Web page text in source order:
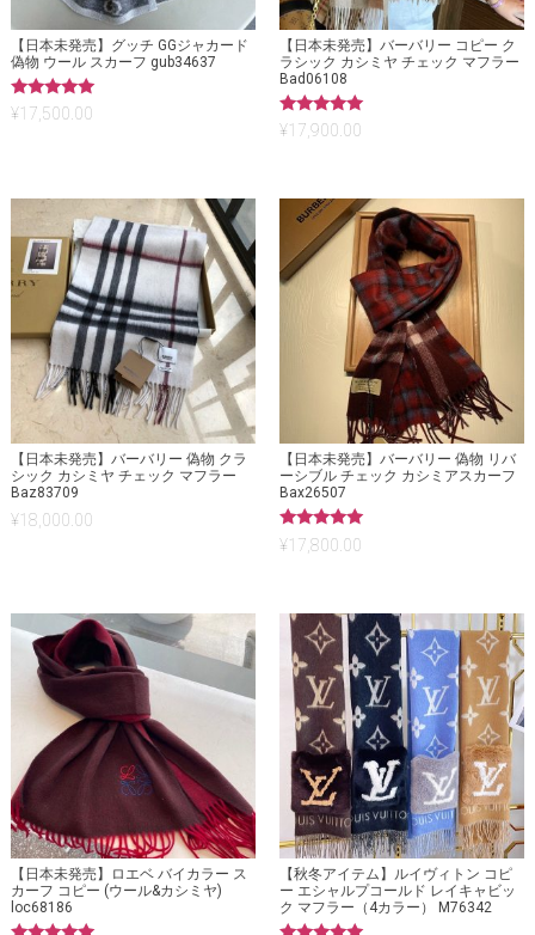
【日本未発売】グッチ GGジャカード
偽物 ウール スカーフ gub34637
5段階中
5.00
¥17,500.00
【日本未発売】バーバリー コピー ク
ラシック カシミヤ チェック マフラー
Bad06108
5段階中
5.00
¥17,900.00
【日本未発売】バーバリー 偽物 クラ
シック カシミヤ チェック マフラー
Baz83709
¥18,000.00
【日本未発売】バーバリー 偽物 リバ
ーシブル チェック カシミアスカーフ
Bax26507
5段階中
5.00
¥17,800.00
【日本未発売】ロエベ バイカラー ス
カーフ コピー (ウール&カシミヤ)
loc68186
【秋冬アイテム】ルイヴィトン コピ
ー エシャルプコールド レイキャビッ
ク マフラー（4カラー） M76342